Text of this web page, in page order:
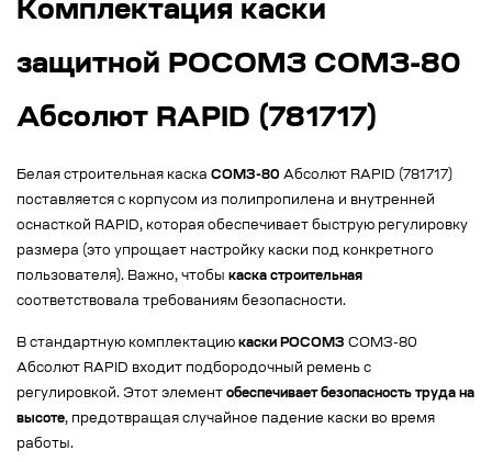
Комплектация каски
защитной РОСОМЗ СОМЗ-80
Абсолют RAPID (781717)
Белая строительная каска СОМЗ-80 Абсолют RAPID (781717)
поставляется с корпусом из полипропилена и внутренней
оснасткой RAPID, которая обеспечивает быструю регулировку
размера (это упрощает настройку каски под конкретного
пользователя). Важно, чтобы каска строительная
соответствовала требованиям безопасности.
В стандартную комплектацию каски РОСОМЗ СОМЗ-80
Абсолют RAPID входит подбородочный ремень с
регулировкой. Этот элемент обеспечивает безопасность труда на
высоте, предотвращая случайное падение каски во время
работы.